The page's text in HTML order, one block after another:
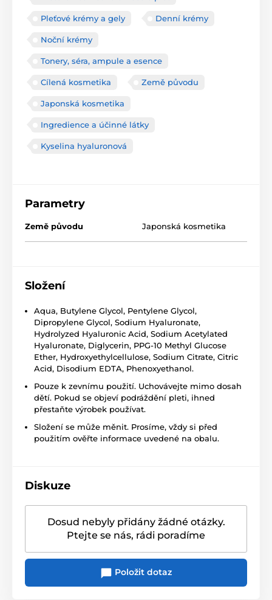
Pleťové krémy a gely Denní krémy
Noční krémy
Tonery, séra, ampule a esence
Cílená kosmetika Země původu
Japonská kosmetika
Ingredience a účinné látky
Kyselina hyaluronová
Parametry
Země původu Japonská kosmetika
Složení
Aqua, Butylene Glycol, Pentylene Glycol,
Dipropylene Glycol, Sodium Hyaluronate,
Hydrolyzed Hyaluronic Acid, Sodium Acetylated
Hyaluronate, Diglycerin, PPG-10 Methyl Glucose
Ether, Hydroxyethylcellulose, Sodium Citrate, Citric
Acid, Disodium EDTA, Phenoxyethanol.
Pouze k zevnímu použití. Uchovávejte mimo dosah
dětí. Pokud se objeví podráždění pleti, ihned
přestaňte výrobek používat.
Složení se může měnit. Prosíme, vždy si před
použitím ověřte informace uvedené na obalu.
Diskuze
Dosud nebyly přidány žádné otázky.
Ptejte se nás, rádi poradíme
Položit dotaz